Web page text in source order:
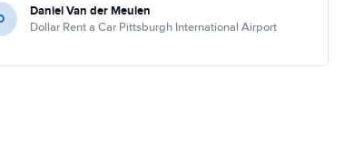
Daniel Van der Meulen
Dollar Rent a Car Pittsburgh International Airport